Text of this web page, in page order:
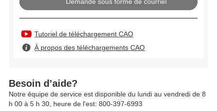
Tutoriel de téléchargement CAO
À propos des téléchargements CAO
Besoin d’aide?
Notre équipe de service est disponible du lundi au vendredi de 8
h 00 à 5 h 30, heure de l'est: 800-397-6993